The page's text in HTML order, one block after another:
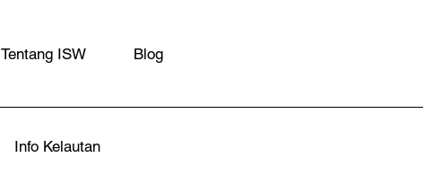
Tentang ISW Blog
Info Kelautan